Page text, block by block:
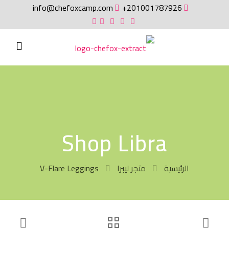
201001787926+
info@chefoxcamp.com
Shop Libra
الرئيسية متجر ليبرا V-Flare Leggings